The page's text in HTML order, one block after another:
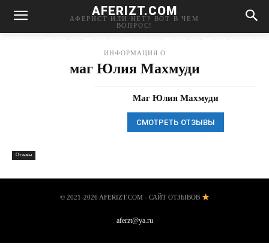
AFERIZT.COM
АФЕРИСТ ИЛИ НЕТ? ВОТ В ЧЕМ
ВОПРОС!
ИНФОРМАЦИЯ О
маг Юлия Махмуди
Отзывы
Маг Юлия Махмуди
СМОТРЕТЬ ОТЗЫВЫ
© 2021-2026 AFERIZT.COM - САЙТ ОТЗЫВОВ
aferzt@ya.ru